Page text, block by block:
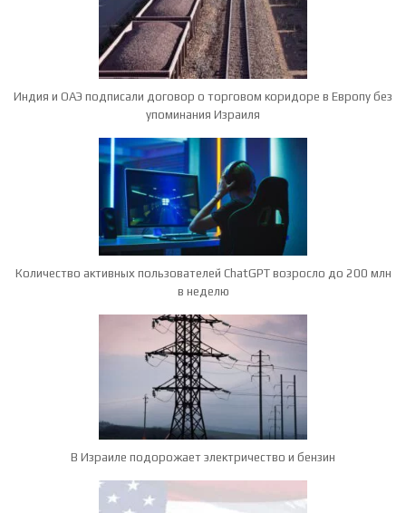
Индия и ОАЭ подписали договор о торговом коридоре в Европу без
упоминания Израиля
Количество активных пользователей ChatGPT возросло до 200 млн
в неделю
В Израиле подорожает электричество и бензин